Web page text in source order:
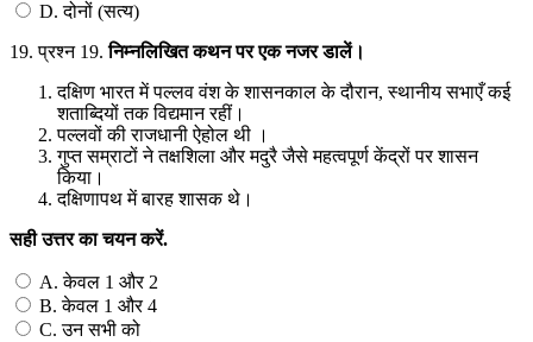
D. दोनों (सत्य)
19.प्रश्न 19.निम्नलिखित कथन पर एक नजर डालें।
दक्षिण भारत में पल्लव वंश के शासनकाल के दौरान, स्थानीय सभाएँ कई
शताब्दियों तक विद्यमान रहीं।
पल्लवों की राजधानी ऐहोल थी ।
गुप्त सम्राटों ने तक्षशिला और मदुरै जैसे महत्वपूर्ण केंद्रों पर शासन
किया।
दक्षिणापथ में बारह शासक थे।
सही उत्तर का चयन करें.
A. केवल 1 और 2
B. केवल 1 और 4
C. उन सभी को